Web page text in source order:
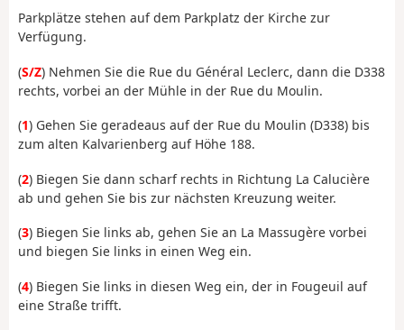
Parkplätze stehen auf dem Parkplatz der Kirche zur
Verfügung.
(S/Z) Nehmen Sie die Rue du Général Leclerc, dann die D338
rechts, vorbei an der Mühle in der Rue du Moulin.
(1) Gehen Sie geradeaus auf der Rue du Moulin (D338) bis
zum alten Kalvarienberg auf Höhe 188.
(2) Biegen Sie dann scharf rechts in Richtung La Calucière
ab und gehen Sie bis zur nächsten Kreuzung weiter.
(3) Biegen Sie links ab, gehen Sie an La Massugère vorbei
und biegen Sie links in einen Weg ein.
(4) Biegen Sie links in diesen Weg ein, der in Fougeuil auf
eine Straße trifft.